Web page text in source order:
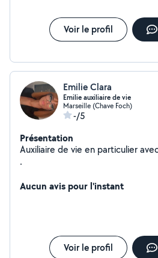
Voir le profil
Emilie Clara
Emilie auxiliaire de vie
Marseille (Chave Foch)
-/5
Présentation
Auxiliaire de vie en particulier
.
Aucun avis pour l'instant
Voir le profil